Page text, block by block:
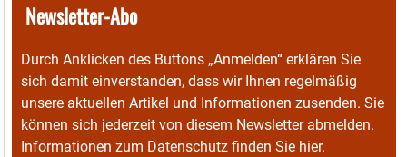
Newsletter-Abo
Durch Anklicken des Buttons „Anmelden“ erklären Sie
sich damit einverstanden, dass wir Ihnen regelmäßig
unsere aktuellen Artikel und Informationen zusenden. Sie
können sich jederzeit von diesem Newsletter abmelden.
Informationen zum Datenschutz finden Sie hier.